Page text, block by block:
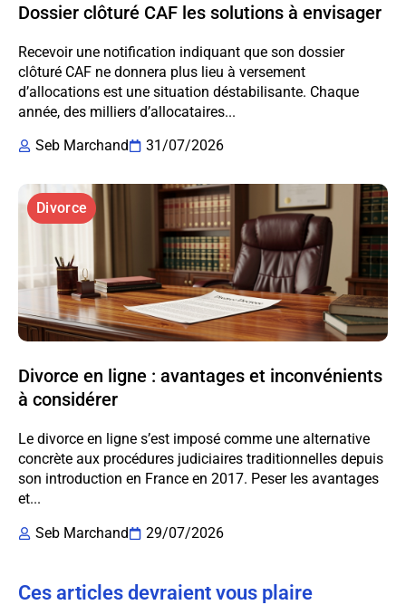
Dossier clôturé CAF les solutions à envisager
Recevoir une notification indiquant que son dossier
clôturé CAF ne donnera plus lieu à versement
d’allocations est une situation déstabilisante. Chaque
année, des milliers d’allocataires...
Seb Marchand
31/07/2026
Divorce
Divorce en ligne : avantages et inconvénients
à considérer
Le divorce en ligne s’est imposé comme une alternative
concrète aux procédures judiciaires traditionnelles depuis
son introduction en France en 2017. Peser les avantages
et...
Seb Marchand
29/07/2026
Ces articles devraient vous plaire